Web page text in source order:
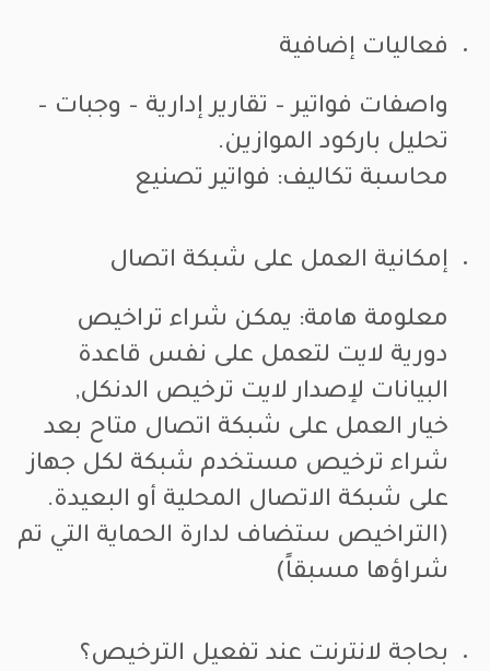
فعاليات إضافية
واصفات فواتير – تقارير إدارية – وجبات –
تحليل باركود الموازين.
محاسبة تكاليف: فواتير تصنيع
إمكانية العمل على شبكة اتصال
معلومة هامة: يمكن شراء تراخيص
دورية لايت لتعمل على نفس قاعدة
البيانات لإصدار لايت ترخيص الدنكل,
خيار العمل على شبكة اتصال متاح بعد
شراء ترخيص مستخدم شبكة لكل جهاز
على شبكة الاتصال المحلية أو البعيدة.
(التراخيص ستضاف لدارة الحماية التي تم
شراؤها مسبقاً)
بحاجة لانترنت عند تفعيل الترخيص؟